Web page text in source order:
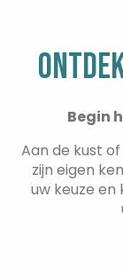
Begin
Aan de kust
zijn eigen
uw keuze